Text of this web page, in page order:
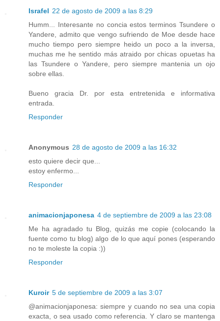
Israfel 22 de agosto de 2009 a las 8:29
Humm... Interesante no concia estos terminos Tsundere o
Yandere, admito que vengo sufriendo de Moe desde hace
mucho tiempo pero siempre heido un poco a la inversa,
muchas me he sentido más atraido por chicas opuetas ha
las Tsundere o Yandere, pero siempre mantenia un ojo
sobre ellas.
Bueno gracia Dr. por esta entretenida e informativa
entrada.
Responder
Anonymous 28 de agosto de 2009 a las 16:32
esto quiere decir que...
estoy enfermo...
Responder
animacionjaponesa 4 de septiembre de 2009 a las 23:08
Me ha agradado tu Blog, quizás me copie (colocando la
fuente como tu blog) algo de lo que aquí pones (esperando
no te moleste la copia :))
Responder
Kuroir 5 de septiembre de 2009 a las 3:07
@animacionjaponesa: siempre y cuando no sea una copia
exacta, o sea usado como referencia. Y claro se mantenga